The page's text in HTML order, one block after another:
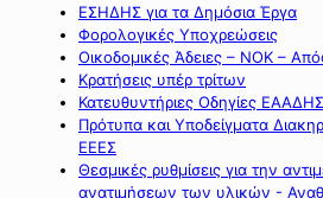
ΕΣΗΔΗΣ για τα Δημόσια Έργα
Φορολογικές Υποχρεώσεις
Οικοδομικές Άδειες – ΝΟΚ –
Κρατήσεις υπέρ τρίτων
Κατευθυντήριες Οδηγίες
Πρότυπα και Υποδείγματα
ΕΕΕΣ
Θεσμικές ρυθμίσεις για την
ανατιμήσεων των υλικών -